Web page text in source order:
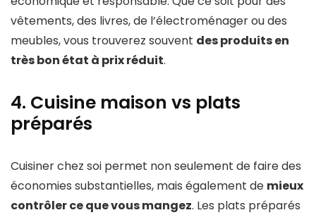
vêtements, des livres, de l’électroménager ou des
meubles, vous trouverez souvent des produits en
très bon état à prix réduit.
4. Cuisine maison vs plats
préparés
Cuisiner chez soi permet non seulement de faire des
économies substantielles, mais également de mieux
contrôler ce que vous mangez. Les plats préparés